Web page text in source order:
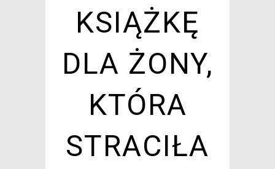
KSIĄŻKĘ
DLA ŻONY,
KTÓRA
STRACIŁA